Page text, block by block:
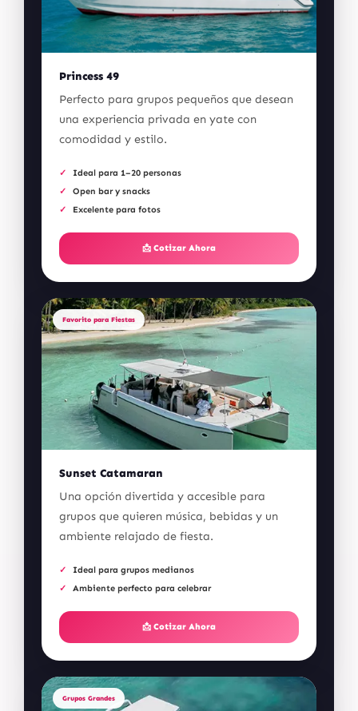
Princess 49
Perfecto para grupos pequeños que desean
una experiencia privada en yate con
comodidad y estilo.
Ideal para 1–20 personas
Open bar y snacks
Excelente para fotos
📩 Cotizar Ahora
Favorito para Fiestas
Sunset Catamaran
Una opción divertida y accesible para
grupos que quieren música, bebidas y un
ambiente relajado de fiesta.
Ideal para grupos medianos
Ambiente perfecto para celebrar
📩 Cotizar Ahora
Grupos Grandes